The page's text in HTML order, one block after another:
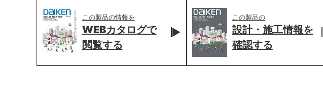
この製品の情報を
WEBカタログで
閲覧する
この製品の
設計・施工情報を
確認する